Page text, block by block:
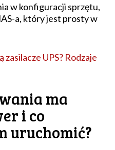
w konfiguracji sprzętu,
a, który jest prosty w
zasilacze UPS? Rodzaje
ma
i co
uruchomić?